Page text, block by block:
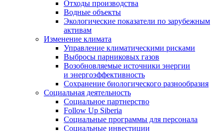
Отходы производства
Водные объекты
Экологические показатели по зарубежным
активам
Изменение климата
Управление климатическими рисками
Выбросы парниковых газов
Возобновляемые источники энергии
и энергоэффективность
Сохранение биологического разнообразия
Социальная деятельность
Социальное партнерство
Follow Up Siberia
Социальные программы для персонала
Социальные инвестиции